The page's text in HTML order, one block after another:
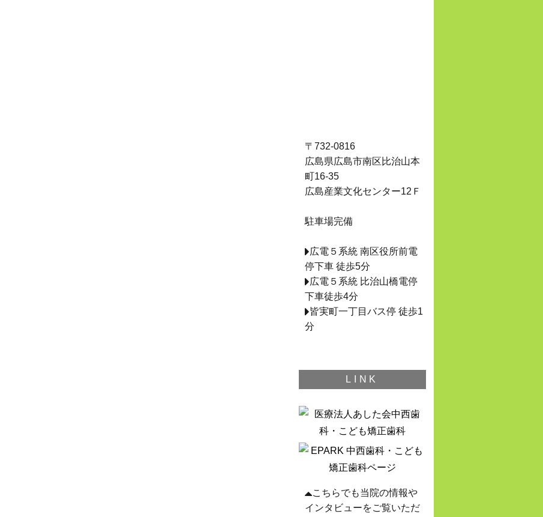
〒732-0816
広島県広島市南区比治山本
町16-35
広島産業文化センター12Ｆ
駐車場完備
広電５系統 南区役所前電
停下車 徒歩5分
広電５系統 比治山橋電停
下車徒歩4分
皆実町一丁目バス停 徒歩1
分
LINK
こちらでも当院の情報や
インタビューをご覧いただ